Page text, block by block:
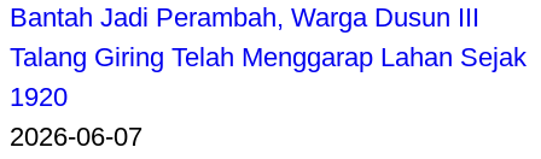
Bantah Jadi Perambah, Warga Dusun III
Talang Giring Telah Menggarap Lahan Sejak
1920
2026-06-07